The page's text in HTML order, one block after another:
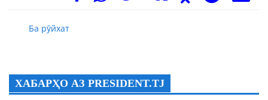
Ба рӯйхат
ХАБАРҲО АЗ PRESIDENT.TJ